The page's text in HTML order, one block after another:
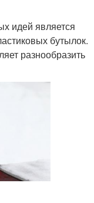
идей является
бутылок.
разнообразить